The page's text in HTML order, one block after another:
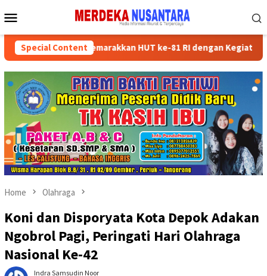
to
Menu
Special Content
Partai Semarakkan HUT ke-81 RI dengan Kegiatan Sosial
Home Olahraga
Koni dan Disporyata Kota Depok Adakan
Ngobrol Pagi, Peringati Hari Olahraga
Nasional Ke-42
Indra Samsudin Noor